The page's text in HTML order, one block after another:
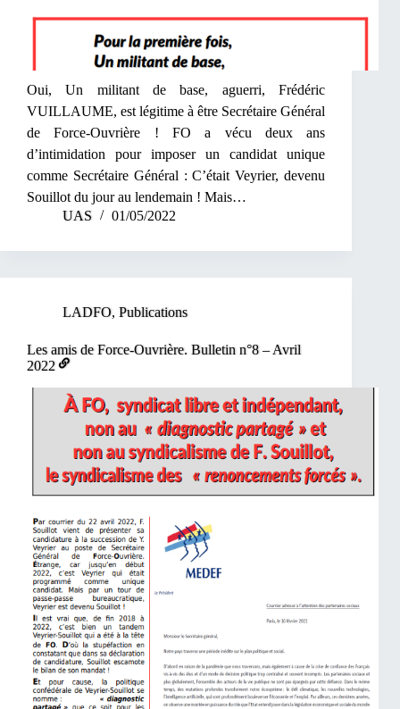
Oui, Un militant de base, aguerri, Frédéric
VUILLAUME, est légitime à être Secrétaire Général
de Force-Ouvrière ! FO a vécu deux ans
d’intimidation pour imposer un candidat unique
comme Secrétaire Général : C’était Veyrier, devenu
Souillot du jour au lendemain ! Mais…
UAS
01/05/2022
LADFO, Publications
Les amis de Force-Ouvrière. Bulletin n°8 – Avril
2022